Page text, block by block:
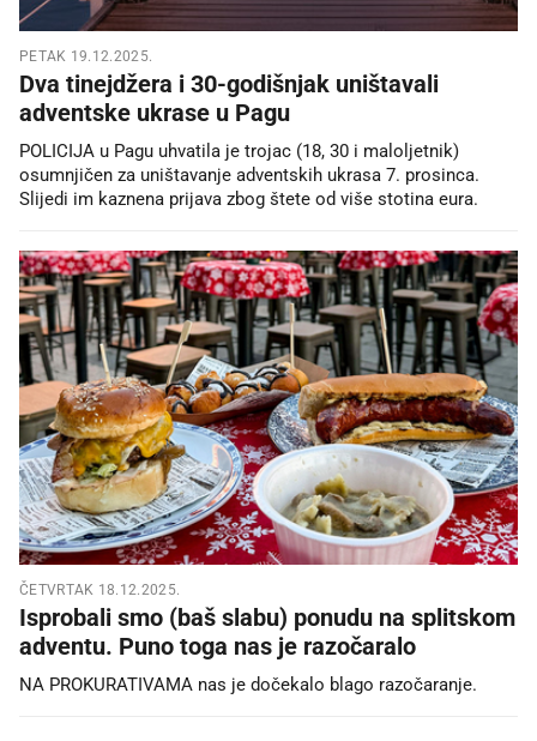
PETAK 19.12.2025.
Dva tinejdžera i 30-godišnjak uništavali
adventske ukrase u Pagu
POLICIJA u Pagu uhvatila je trojac (18, 30 i maloljetnik)
osumnjičen za uništavanje adventskih ukrasa 7. prosinca.
Slijedi im kaznena prijava zbog štete od više stotina eura.
ČETVRTAK 18.12.2025.
Isprobali smo (baš slabu) ponudu na splitskom
adventu. Puno toga nas je razočaralo
NA PROKURATIVAMA nas je dočekalo blago razočaranje.